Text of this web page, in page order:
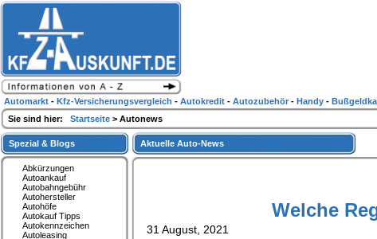
Aktuelle Auto-News
Welche
31 August, 2021
Spezial & Blogs
Abkürzungen
Autoankauf
Autobahngebühr
Autohersteller
Autohöfe
Autokauf Tipps
Autokennzeichen
Autoleasing
Automarkt - Kfz-Versicherungsvergleich - Autokredit - Autozubehör - Handy -
Sie sind hier: Startseite > Autonews